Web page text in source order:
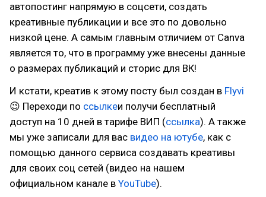
автопостинг напрямую в соцсети, создать
креативные публикации и все это по довольно
низкой цене. А самым главным отличием от Canva
является то, что в программу уже внесены данные
о размерах публикаций и сторис для ВК!
И кстати, креатив к этому посту был создан в Flyvi
😉 Переходи по ссылкеи получи бесплатный
доступ на 10 дней в тарифе ВИП (ссылка). А также
мы уже записали для вас видео на ютубе, как с
помощью данного сервиса создавать креативы
для своих соц сетей (видео на нашем
официальном канале в YouTube).